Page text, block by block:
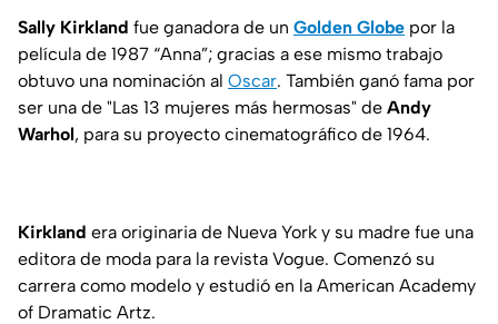
Sally Kirkland fue ganadora de un Golden Globe por la
película de 1987 “Anna”; gracias a ese mismo trabajo
obtuvo una nominación al Oscar. También ganó fama por
ser una de "Las 13 mujeres más hermosas" de Andy
Warhol, para su proyecto cinematográfico de 1964.
Kirkland era originaria de Nueva York y su madre fue una
editora de moda para la revista Vogue. Comenzó su
carrera como modelo y estudió en la American Academy
of Dramatic Artz.